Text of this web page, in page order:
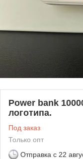
Power bank
логотипа.
Под заказ
Только опт
Отправка с 22